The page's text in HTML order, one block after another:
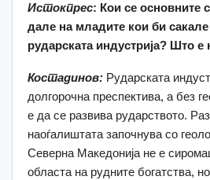
Истокпрес: Кои се основните
дале на младите кои би
рударската индустрија? Што е
Костадинов: Рударската
долгорочна преспектива, а без
е да се развива рударството.
нaoѓaлиштaтa зaпoчнyвa со
Северна Македонија не е
областа на рудните богатства,